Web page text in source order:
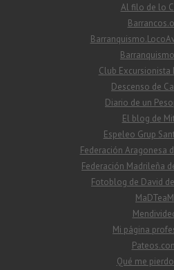
Al filo de lo
Club Excursionista
Descenso de
Diario de un
El blog de
Espeleo Grup
Federación Aragonesa
Federación Madrileña
Fotoblog de David
MaDTeaM
Mi página
Qué me